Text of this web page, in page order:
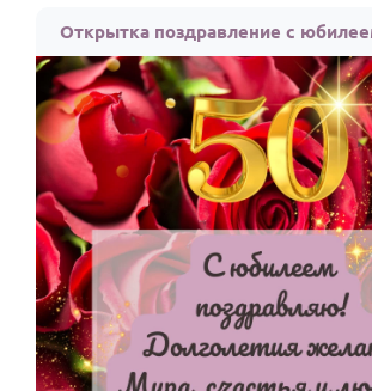
Открытка поздравление с